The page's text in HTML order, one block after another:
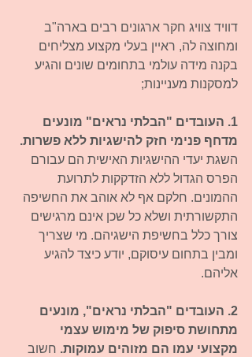
דוויד צוויג חקר ארגונים רבים בארה"ב
ומחוצה לה, ראיין בעלי מקצוע מצליחים
בקנה מידה עולמי בתחומים שונים והגיע
למסקנות מעניינות;
1. העובדים "הבלתי נראים" מונעים
מדחף פנימי חזק להישגיות ללא פשרות.
השגת יעדי ההישגיות האישית הם עבורם
הפרס הגדול ללא הזדקקות לתרועת
ההמונים. חלקם אף לא אוהב את החשיפה
התקשורתית ושלא כל שכן אינם מרגישים
צורך כלל בחשיפת הישגיהם. מי שצריך
ומבין בתחום עיסוקם, יודע כיצד להגיע
אליהם.
2. העובדים "הבלתי נראים", מונעים
מתחושת סיפוק של מימוש עצמי
מקצועי עמו הם מזוהים עמוקות. חשוב